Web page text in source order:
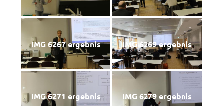
IMG 6267 ergebnis IMG 6269 ergebnis
IMG 6271 ergebnis IMG 6279 ergebnis